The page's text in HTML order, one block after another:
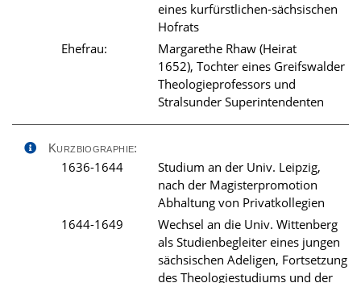
eines kurfürstlichen-sächsischen
Hofrats
Ehefrau:
Margarethe Rhaw (Heirat
1652), Tochter eines Greifswalder
Theologieprofessors und
Stralsunder Superintendenten
Kurzbiographie:
1636-1644
Studium an der Univ. Leipzig,
nach der Magisterpromotion
Abhaltung von Privatkollegien
1644-1649
Wechsel an die Univ. Wittenberg
als Studienbegleiter eines jungen
sächsischen Adeligen, Fortsetzung
des Theologiestudiums und der